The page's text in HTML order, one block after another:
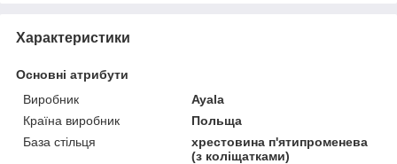
Характеристики
Основні атрибути
Виробник
Ayala
Країна виробник
Польща
База стільця
хрестовина п'ятипроменева
(з коліщатками)